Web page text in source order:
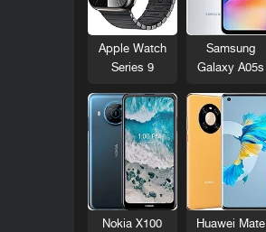
Samsung
Galaxy A05s
Apple Watch
Series 9
Huawei Mate
Nokia X100